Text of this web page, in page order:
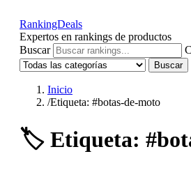
RankingDeals
Expertos en rankings de productos
Buscar
Buscar
Inicio
/Etiqueta: #botas-de-moto
🏷️ Etiqueta: